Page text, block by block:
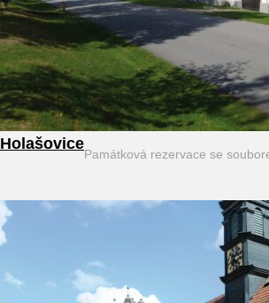
Holašovice
Památková rezervace se